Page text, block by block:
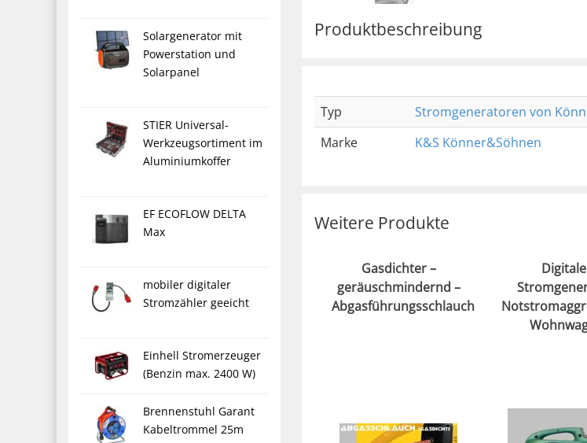
Solargenerator mit
Powerstation und
Solarpanel
STIER Universal-
Werkzeugsortiment im
Aluminiumkoffer
EF ECOFLOW DELTA
Max
mobiler digitaler
Stromzähler geeicht
Einhell Stromerzeuger
(Benzin max. 2400 W)
Brennenstuhl Garant
Kabeltrommel 25m
Produktbeschreibung
Typ
Stromgeneratoren von
Marke
K&S Könner&Söhnen
Weitere Produkte
Gasdichter –
geräuschmindernd –
Abgasführungsschlauch